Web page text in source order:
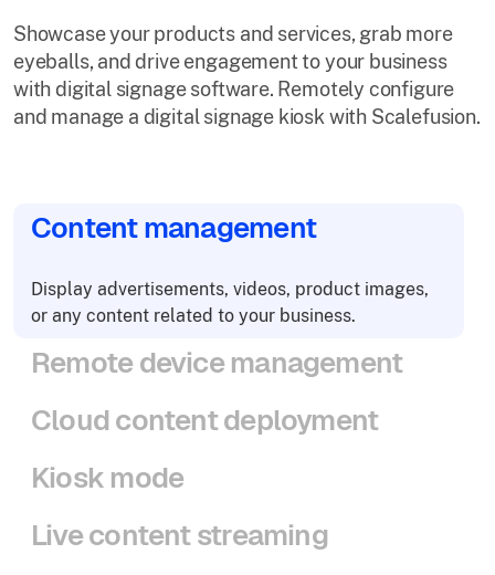
Showcase your products and services, grab more
eyeballs, and drive engagement to your business
with digital signage software. Remotely configure
and manage a digital signage kiosk with Scalefusion.
Content management
Display advertisements, videos, product images,
or any content related to your business.
Remote device management
Cloud content deployment
Kiosk mode
Live content streaming